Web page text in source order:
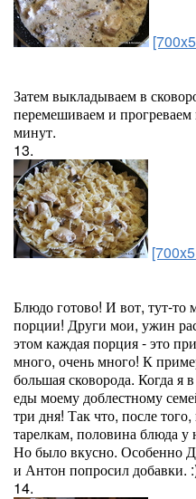
Затем выкладываем в
перемешиваем и прогреваем
минут.
13.
Блюдо готово! И вот, тут-то
порции! Други мои, ужин
этом каждая порция - это
много, очень много! К
большая сковорода. Когда я
еды моему доблестному
три дня! Так что, после
тарелкам, половина блюда у
Но было вкусно. Особенно
и Антон попросил добавки.
14.